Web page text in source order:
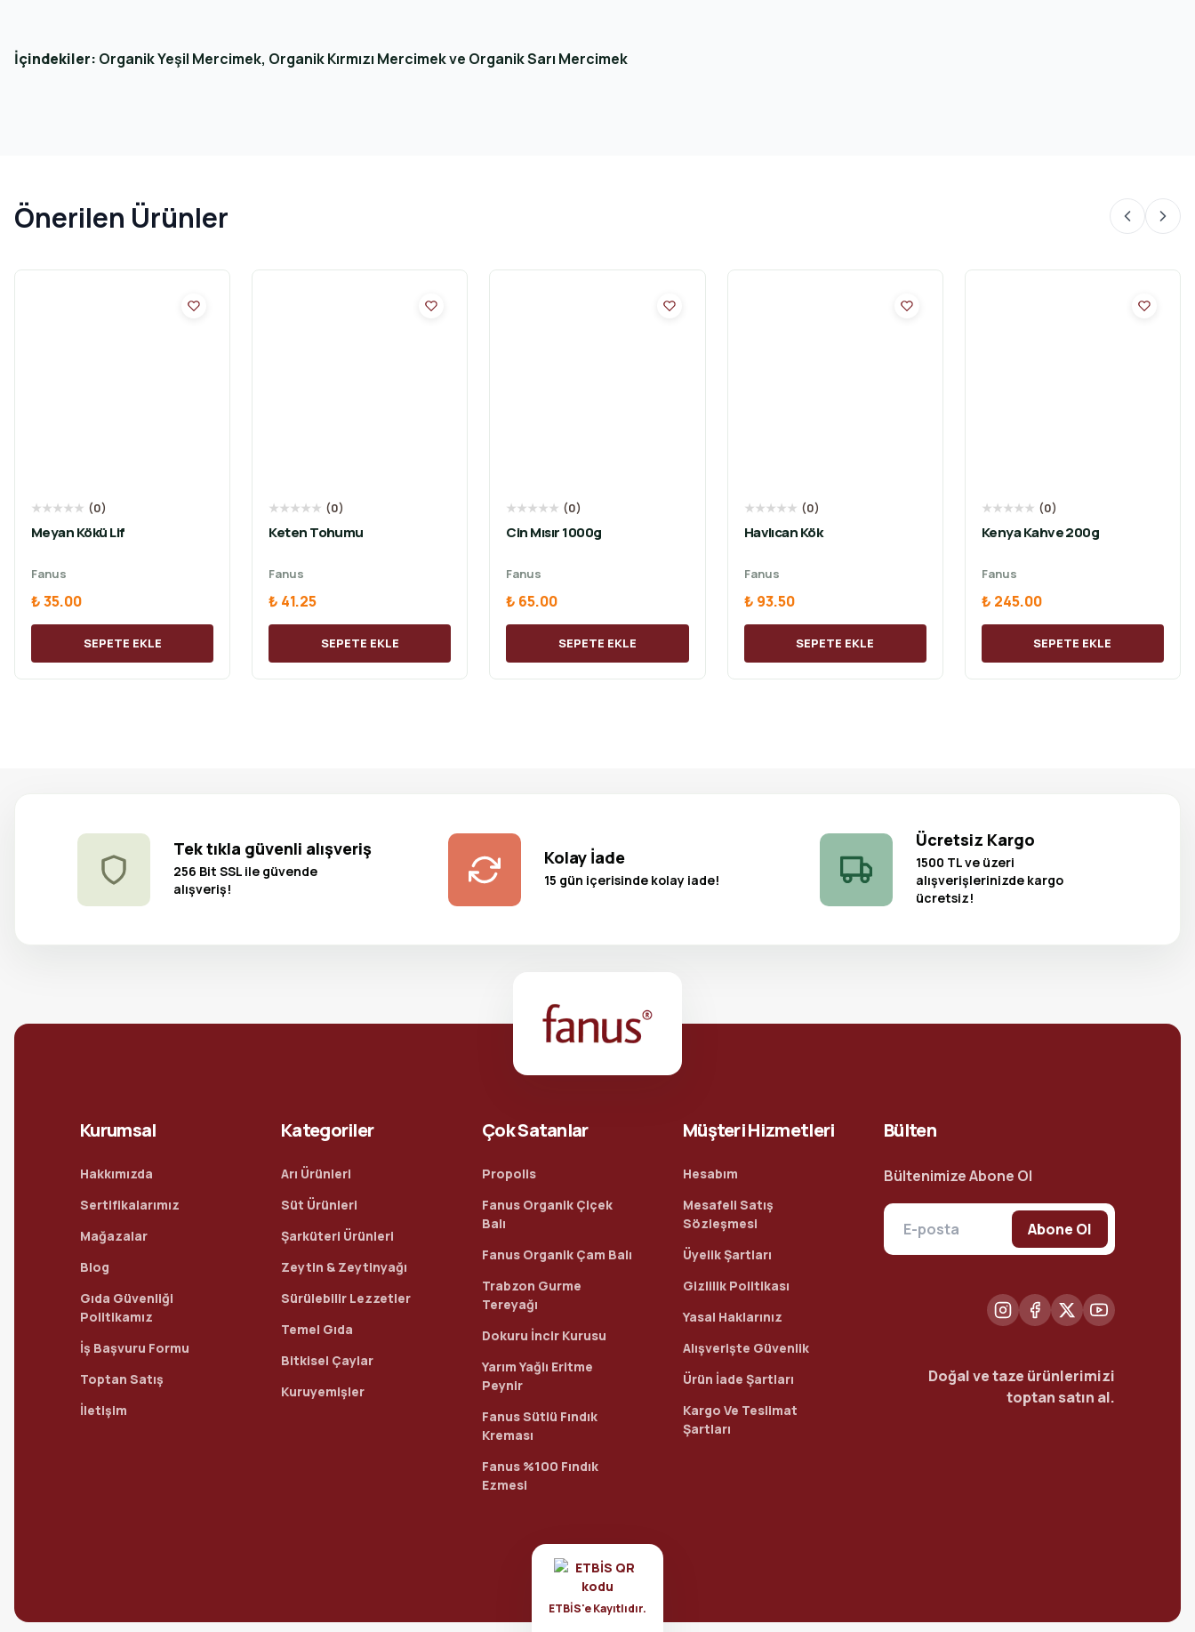
İçindekiler: Organik Yeşil Mercimek, Organik Kırmızı Mercimek ve Organik Sarı Mercimek
Önerilen Ürünler
★★★★★ (0)
Meyan Kökü Lif
Fanus
₺ 35.00
SEPETE EKLE
★★★★★ (0)
Keten Tohumu
Fanus
₺ 41.25
SEPETE EKLE
★★★★★ (0)
Cin Mısır 1000g
Fanus
₺ 65.00
SEPETE EKLE
★★★★★ (0)
Havlıcan Kök
Fanus
₺ 93.50
SEPETE EKLE
★★★★★ (0)
Kenya Kahve 200g
Fanus
₺ 245.00
SEPETE EKLE
Tek tıkla güvenli alışveriş
256 Bit SSL ile güvende
alışveriş!
Kolay İade
15 gün içerisinde kolay iade!
Ücretsiz Kargo
1500 TL ve üzeri
alışverişlerinizde kargo
ücretsiz!
ETBİS'e Kayıtlıdır.
Kurumsal
Hakkımızda
Sertifikalarımız
Mağazalar
Blog
Gıda Güvenliği
Politikamız
İş Başvuru Formu
Toptan Satış
İletişim
Kategoriler
Arı Ürünleri
Süt Ürünleri
Şarküteri Ürünleri
Zeytin & Zeytinyağı
Sürülebilir Lezzetler
Temel Gıda
Bitkisel Çaylar
Kuruyemişler
Çok Satanlar
Propolis
Fanus Organik Çiçek
Balı
Fanus Organik Çam Balı
Trabzon Gurme
Tereyağı
Dokuru İncir Kurusu
Yarım Yağlı Eritme
Peynir
Fanus Sütlü Fındık
Kreması
Fanus %100 Fındık
Ezmesi
Müşteri Hizmetleri
Hesabım
Mesafeli Satış
Sözleşmesi
Üyelik Şartları
Gizlilik Politikası
Yasal Haklarınız
Alışverişte Güvenlik
Ürün İade Şartları
Kargo Ve Teslimat
Şartları
Bülten
Bültenimize Abone Ol
Abone Ol
Doğal ve taze ürünlerimizi
toptan satın al.